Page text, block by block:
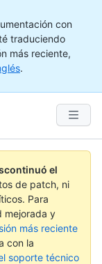
con
traduciendo
más reciente,
.
el
de patch, ni
Para
mejorada y
más reciente
con la
soporte técnico